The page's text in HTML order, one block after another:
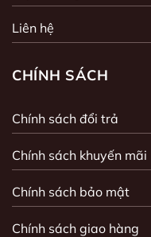
Liên hệ
CHÍNH SÁCH
Chính sách đổi trả
Chính sách khuyến mãi
Chính sách bảo mật
Chính sách giao hàng